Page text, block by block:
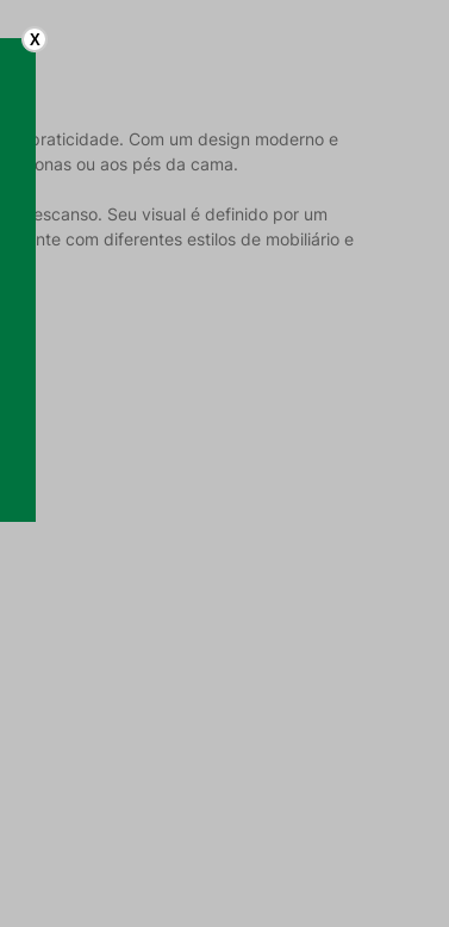
e praticidade. Com um design moderno e
ou aos pés da cama.
descanso. Seu visual é definido por um
com diferentes estilos de mobiliário e
X